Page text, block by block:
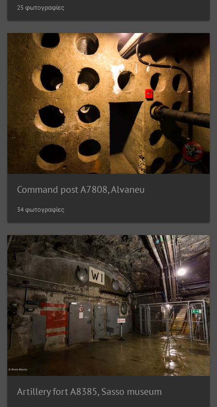
25 φωτογραφίες
Command post A7808, Alvaneu
34 φωτογραφίες
Artillery fort A8385, Sasso museum